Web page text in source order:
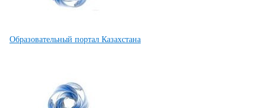
Образовательный портал Казахстана